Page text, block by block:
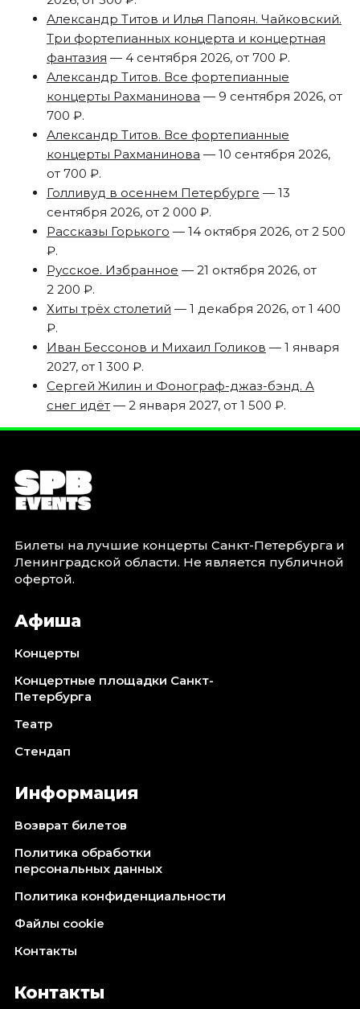
Александр Титов и Илья Папоян. Чайковский.
Три фортепианных концерта и концертная
фантазия — 4 сентября 2026, от 700 ₽.
Александр Титов. Все фортепианные
концерты Рахманинова — 9 сентября 2026, от
700 ₽.
Александр Титов. Все фортепианные
концерты Рахманинова — 10 сентября 2026,
от 700 ₽.
Голливуд в осеннем Петербурге — 13
сентября 2026, от 2 000 ₽.
Рассказы Горького — 14 октября 2026, от 2 500
₽.
Русское. Избранное — 21 октября 2026, от
2 200 ₽.
Хиты трёх столетий — 1 декабря 2026, от 1 400
₽.
Иван Бессонов и Михаил Голиков — 1 января
2027, от 1 300 ₽.
Сергей Жилин и Фонограф-джаз-бэнд. А
снег идёт— 2 января 2027, от 1 500 ₽.
Билеты на лучшие концерты Санкт-Петербурга и
Ленинградской области. Не является публичной
офертой.
Афиша
Концерты
Концертные площадки Санкт-
Петербурга
Театр
Стендап
Информация
Возврат билетов
Политика обработки
персональных данных
Политика конфиденциальности
Файлы cookie
Контакты
Контакты